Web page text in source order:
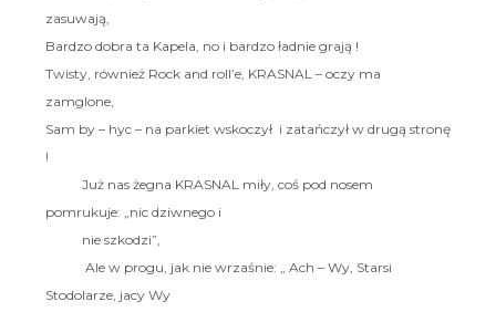
zasuwają,
Bardzo dobra ta Kapela, no i bardzo ładnie grają !
Twisty, również Rock and roll’e, KRASNAL – oczy ma
zamglone,
Sam by – hyc – na parkiet wskoczył i zatańczył w drugą stronę
!
Już nas żegna KRASNAL miły, coś pod nosem
pomrukuje: „nic dziwnego i
nie szkodzi”,
Ale w progu, jak nie wrzaśnie: „ Ach – Wy, Starsi
Stodolarze, jacy Wy